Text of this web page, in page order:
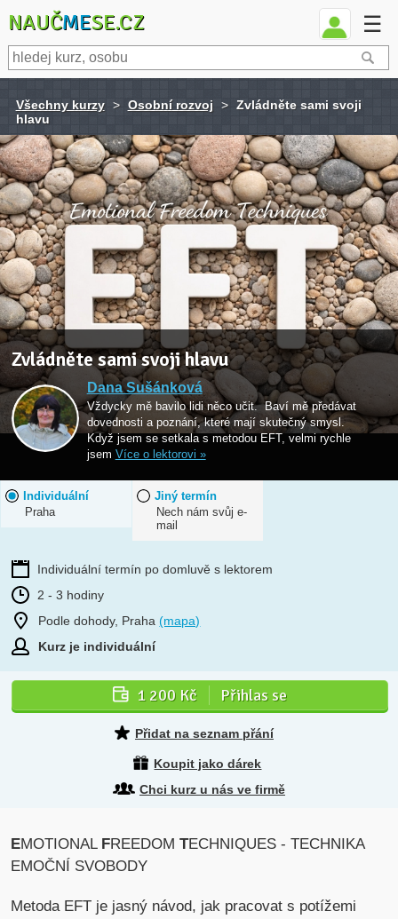
NAUČMESE.CZ ☰
Všechny kurzy > Osobní rozvoj > Zvládněte sami svoji
hlavu
Zvládněte sami svoji hlavu
Dana Sušánková
Vždycky mě bavilo lidi něco učit. Baví mě předávat
dovednosti a poznání, které mají skutečný smysl.
Když jsem se setkala s metodou EFT, velmi rychle
jsem Více o lektorovi »
Individuální
Praha
Jiný termín
Nech nám svůj e-
mail
Individuální termín po domluvě s lektorem
2 - 3 hodiny
Podle dohody, Praha(mapa)
Kurz je individuální
1 200 Kč Přihlas se
Přidat na seznam přání
Koupit jako dárek
Chci kurz u nás ve firmě
EMOTIONAL FREEDOMTECHNIQUES - TECHNIKA
EMOČNÍ SVOBODY
Metoda EFT je jasný návod, jak pracovat s potížemi